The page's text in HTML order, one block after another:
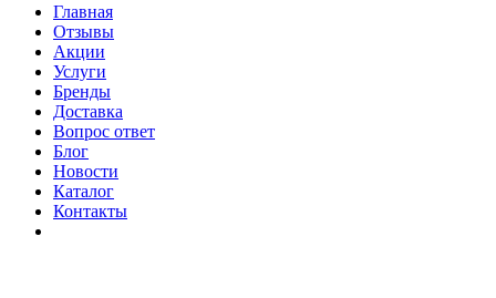
Главная
Отзывы
Акции
Услуги
Бренды
Доставка
Вопрос ответ
Блог
Новости
Каталог
Контакты